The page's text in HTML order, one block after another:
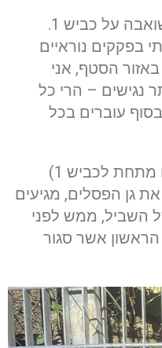
ההתחלה בתחנת הדלק פז שואבה על כביש 1.
בפקקים נוראיים
הסטף, אני
נגישים – הרי כל
עוברים בכל
רצים לכיוון נווה אילן (עוברים מתחת לכביש 1)
את גן הפסלים, מגיעים
השביל, ממש לפני
אשר סגור